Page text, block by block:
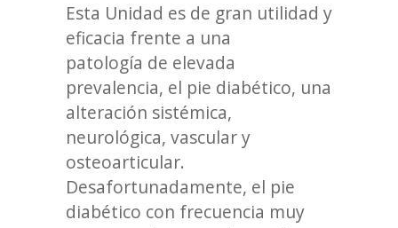
Esta Unidad es de gran utilidad y
eficacia frente a una
patología de elevada
prevalencia, el pie diabético, una
alteración sistémica,
neurológica, vascular y
osteoarticular.
Desafortunadamente, el pie
diabético con frecuencia muy